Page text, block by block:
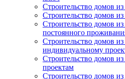
Строительство домов
Строительство домов
Строительство домов из
постоянного
Строительство домов из
индивидуальному
Строительство домов
проектам
Строительство домов